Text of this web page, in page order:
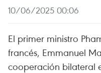
10/06/2025 00:06
El primer ministro
francés, Emmanuel
cooperación bilateral